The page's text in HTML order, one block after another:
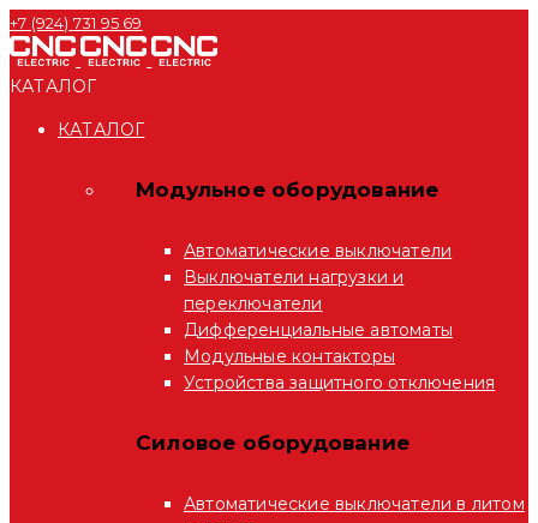
+7 (924) 731 95 69
КАТАЛОГ
КАТАЛОГ
Модульное оборудование
Автоматические выключатели
Выключатели нагрузки и
переключатели
Дифференциальные автоматы
Модульные контакторы
Устройства защитного отключения
Силовое оборудование
Автоматические выключатели в литом